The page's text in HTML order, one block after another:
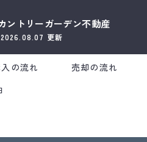
ントリーガーデン不動産
2026.08.07 更新
の流れ 売却の流れ